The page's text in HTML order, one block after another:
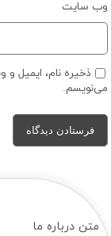
وب‌ سایت
ذخیره نام، ایمیل و
می‌نویسم.
متن درباره ما